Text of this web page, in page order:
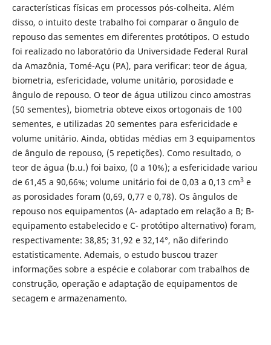
características físicas em processos pós-colheita. Além
disso, o intuito deste trabalho foi comparar o ângulo de
repouso das sementes em diferentes protótipos. O estudo
foi realizado no laboratório da Universidade Federal Rural
da Amazônia, Tomé-Açu (PA), para verificar: teor de água,
biometria, esfericidade, volume unitário, porosidade e
ângulo de repouso. O teor de água utilizou cinco amostras
(50 sementes), biometria obteve eixos ortogonais de 100
sementes, e utilizadas 20 sementes para esfericidade e
volume unitário. Ainda, obtidas médias em 3 equipamentos
de ângulo de repouso, (5 repetições). Como resultado, o
teor de água (b.u.) foi baixo, (0 a 10%); a esfericidade variou
de 61,45 a 90,66%; volume unitário foi de 0,03 a 0,13 cm3e
as porosidades foram (0,69, 0,77 e 0,78). Os ângulos de
repouso nos equipamentos (A- adaptado em relação a B; B-
equipamento estabelecido e C- protótipo alternativo) foram,
respectivamente: 38,85; 31,92 e 32,14°, não diferindo
estatisticamente. Ademais, o estudo buscou trazer
informações sobre a espécie e colaborar com trabalhos de
construção, operação e adaptação de equipamentos de
secagem e armazenamento.